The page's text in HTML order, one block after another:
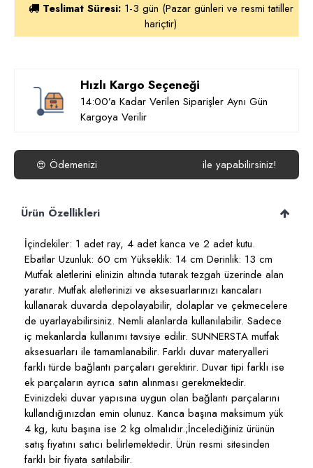
Teslimat Süresi: 1-3 gün (Pazar günleri ve resmi tatiller
hariçtir)
Hızlı Kargo Seçeneği
14:00’a Kadar Verilen Siparişler Aynı Gün
Kargoya Verilir
😍 Ödemenizi ile yapabilirsiniz!
Ürün Özellikleri
İçindekiler: 1 adet ray, 4 adet kanca ve 2 adet kutu.
Ebatlar Uzunluk: 60 cm Yükseklik: 14 cm Derinlik: 13 cm
Mutfak aletlerini elinizin altında tutarak tezgah üzerinde alan
yaratır. Mutfak aletlerinizi ve aksesuarlarınızı kancaları
kullanarak duvarda depolayabilir, dolaplar ve çekmecelere
de uyarlayabilirsiniz. Nemli alanlarda kullanılabilir. Sadece
iç mekanlarda kullanımı tavsiye edilir. SUNNERSTA mutfak
aksesuarları ile tamamlanabilir. Farklı duvar materyalleri
farklı türde bağlantı parçaları gerektirir. Duvar tipi farklı ise
ek parçaların ayrıca satın alınması gerekmektedir.
Evinizdeki duvar yapısına uygun olan bağlantı parçalarını
kullandığınızdan emin olunuz. Kanca başına maksimum yük
4 kg, kutu başına ise 2 kg olmalıdır.;İncelediğiniz ürünün
satış fiyatını satıcı belirlemektedir. Ürün resmi sitesinden
farklı bir fiyata satılabilir.